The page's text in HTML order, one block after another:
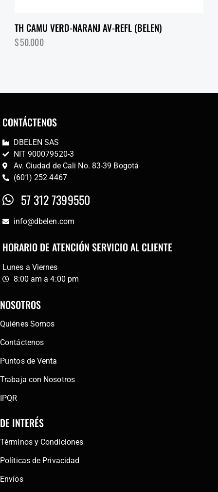
TH CAMU VERD-NARANJ AV-REFL (BELEN)
$50,000
CONTÁCTENOS
DBELEN SAS
NIT 900079520-3
Av. Ciudad de Cali No. 83-39 Bogotá
(601) 252 4467
57 312 7399550
info@dbelen.com
HORARIO DE ATENCIÓN SERVICIO AL CLIENTE
Lunes a Viernes
8:00 am a 4:00 pm
NOSOTROS
Quiénes Somos
Contáctenos
Puntos de Venta
Trabaja con Nosotros
IPQR
DE INTERÉS
Términos y Condiciones
Políticas de Privacidad
Envíos